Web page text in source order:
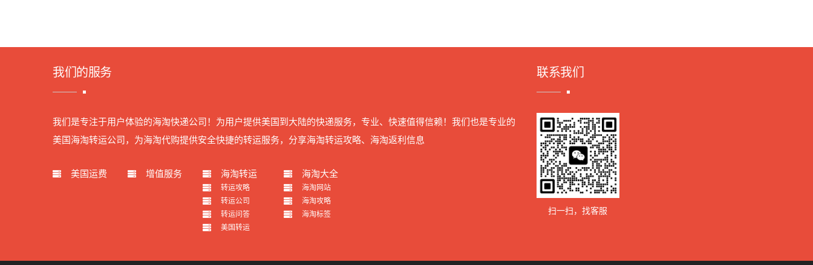
我们的服务
我们是专注于用户体验的海淘快递公司！为用户提供美国到大陆的快递服务，专业、快速值得信赖！我们也是专业的
美国海淘转运公司，为海淘代购提供安全快捷的转运服务，分享海淘转运攻略、海淘返利信息
美国运费 增值服务 海淘转运
转运攻略
转运公司
转运问答
美国转运
海淘大全
海淘网站
海淘攻略
海淘标签
联系我们
扫一扫，找客服